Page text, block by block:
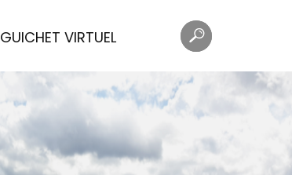
GUICHET VIRTUEL
Mots
clés
Rechercher